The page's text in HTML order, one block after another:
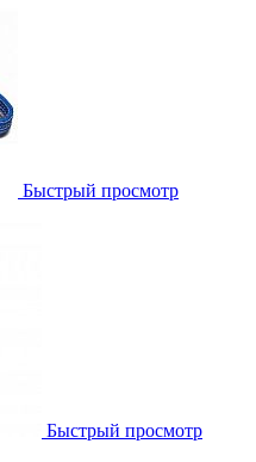
Быстрый просмотр
Быстрый просмотр